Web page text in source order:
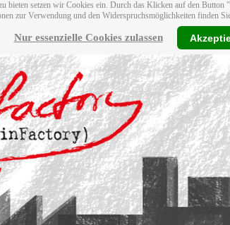
bieten setzen wir Cookies ein. Durch das Klicken auf den
zur Verwendung und den Widerspruchsmöglichkeiten finden
Nur essenzielle Cookies zulassen